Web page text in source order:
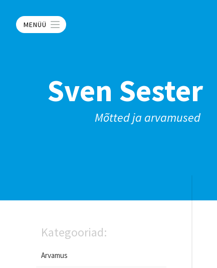
MENÜÜ
Sven Sester
Mõtted ja arvamused
Kategooriad:
Arvamus